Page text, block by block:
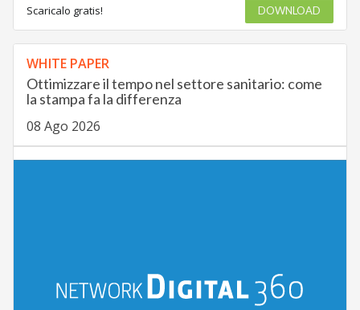
Scaricalo gratis! DOWNLOAD
WHITE PAPER
Ottimizzare il tempo nel settore sanitario: come
la stampa fa la differenza
08 Ago 2026